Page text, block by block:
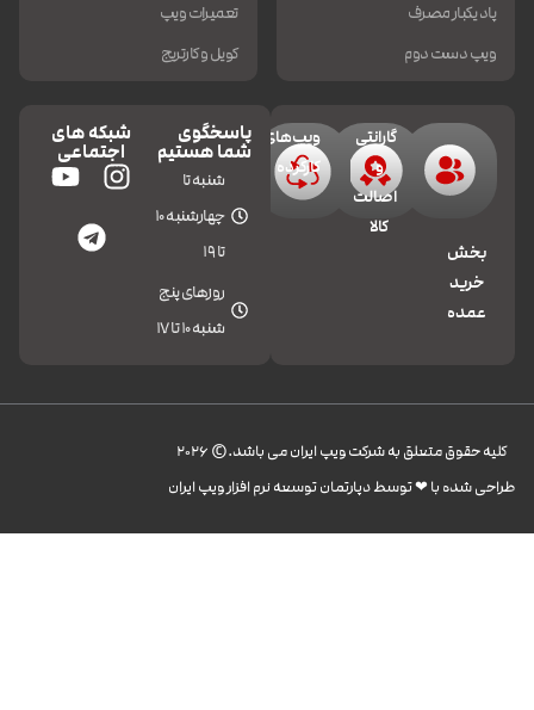
پاد یکبار مصرف
ویپ دست دوم
تعمیرات ویپ
کویل و کارتریج
بخش
خرید
عمده
گارانتی
و
اصالت
کالا
ویپ‌های
کارکرده
پاسخگوی
شما هستیم
شنبه تا
چهارشنبه 10
تا 19
روزهای پنج
شنبه 10 تا 17
شبکه های
اجتماعی
کليه حقوق متعلق به شرکت ویپ ایران می باشد.© 2026
طراحی شده با ❤︎ توسط دپارتمان توسعه نرم افزار ویپ ایران